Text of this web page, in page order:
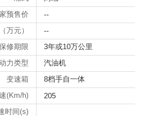
预售价
--
万元）
--
修期限
3年或10万公里
力类型
汽油机
变速箱
8档手自一体
(Km/h)
205
时间(s)